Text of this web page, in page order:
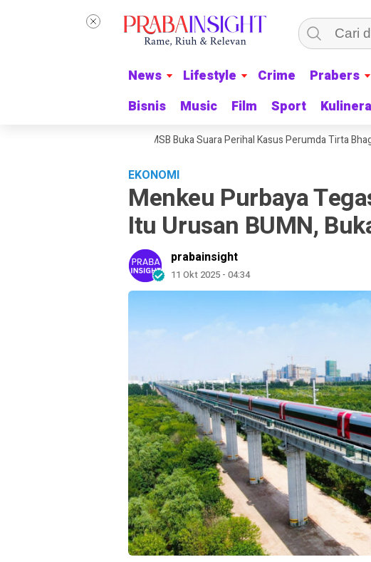
News Lifestyle Crime Prabers
Bisnis
Music Film Sport
News Lifestyle Crime Prabers
Bisnis
Music Film Sport
Pribadi, Pengacara MSB Buka Suara Perihal Kasus Perumda Tirta Bhagasasi
EKONOMI
Menkeu Purbaya
Itu Urusan BUMN,
prabainsight
11 Okt 2025 - 04:34